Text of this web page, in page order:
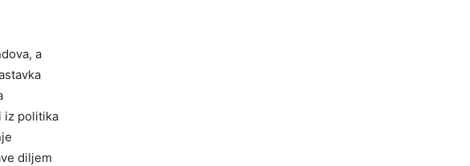
a
iz politika
diljem